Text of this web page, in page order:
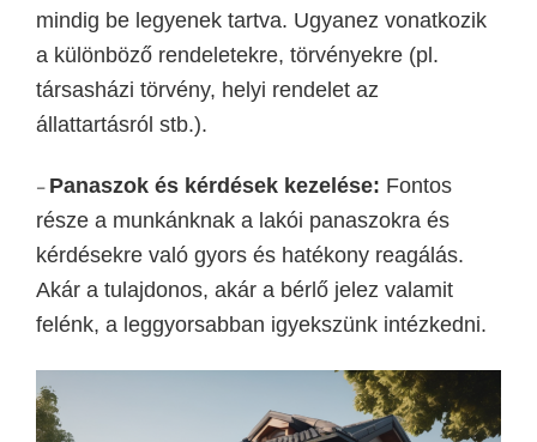
mindig be legyenek tartva. Ugyanez vonatkozik
a különböző rendeletekre, törvényekre (pl.
társasházi törvény, helyi rendelet az
állattartásról stb.).
– Panaszok és kérdések kezelése: Fontos
része a munkánknak a l akói panaszokra és
kérdésekre való gyors és hatékony reagálás.
Akár a tulajdonos, akár a bérlő jelez valamit
felénk, a leggyorsabban igyekszünk intézkedni.